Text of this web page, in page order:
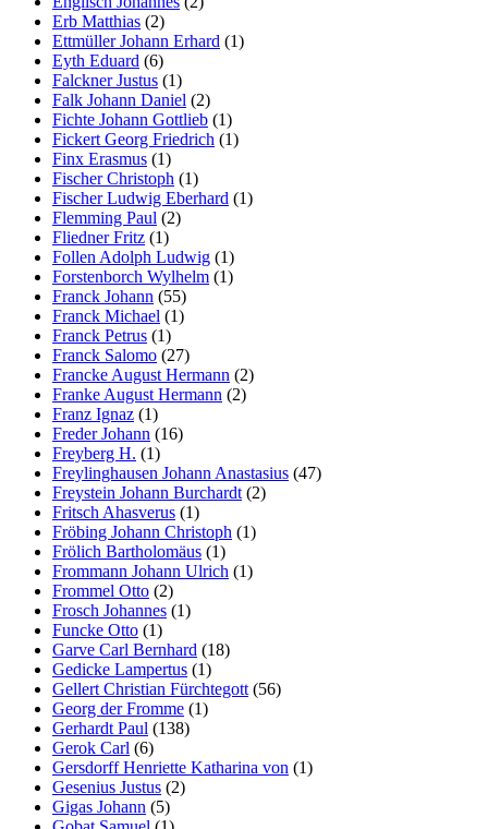
Erb Matthias (2)
Ettmüller Johann Erhard (1)
Eyth Eduard (6)
Falckner Justus (1)
Falk Johann Daniel (2)
Fichte Johann Gottlieb (1)
Fickert Georg Friedrich (1)
Finx Erasmus (1)
Fischer Christoph (1)
Fischer Ludwig Eberhard (1)
Flemming Paul (2)
Fliedner Fritz (1)
Follen Adolph Ludwig (1)
Forstenborch Wylhelm (1)
Franck Johann (55)
Franck Michael (1)
Franck Petrus (1)
Franck Salomo (27)
Francke August Hermann (2)
Franke August Hermann (2)
Franz Ignaz (1)
Freder Johann (16)
Freyberg H. (1)
Freylinghausen Johann Anastasius (47)
Freystein Johann Burchardt (2)
Fritsch Ahasverus (1)
Fröbing Johann Christoph (1)
Frölich Bartholomäus (1)
Frommann Johann Ulrich (1)
Frommel Otto (2)
Frosch Johannes (1)
Funcke Otto (1)
Garve Carl Bernhard (18)
Gedicke Lampertus (1)
Gellert Christian Fürchtegott (56)
Georg der Fromme (1)
Gerhardt Paul (138)
Gerok Carl (6)
Gersdorff Henriette Katharina von (1)
Gesenius Justus (2)
Gigas Johann (5)